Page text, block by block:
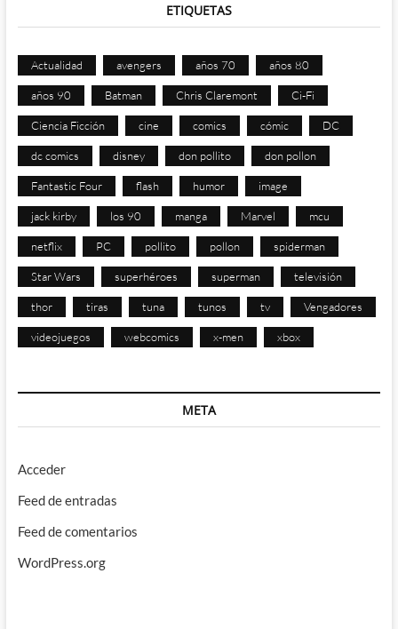
ETIQUETAS
Actualidad avengers años 70 años 80
años 90 Batman Chris Claremont Ci-Fi
Ciencia Ficción cine comics cómic DC
dc comics disney don pollito don pollon
Fantastic Four flash humor image
jack kirby los 90 manga Marvel mcu
netflix PC pollito pollon spiderman
Star Wars superhéroes superman televisión
thor tiras tuna tunos tv Vengadores
videojuegos webcomics x-men xbox
META
Acceder
Feed de entradas
Feed de comentarios
WordPress.org